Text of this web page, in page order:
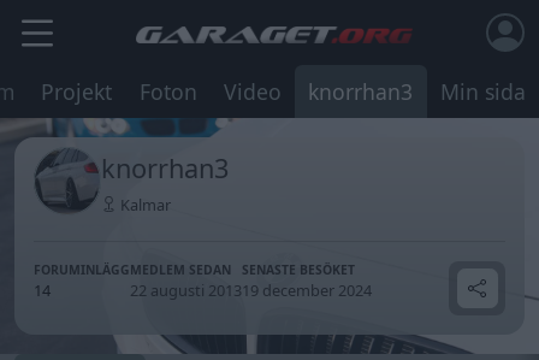
Projekt Foton Video knorrhan3 Min sida
knorrhan3
Kalmar
FORUMINLÄGG
14
MEDLEM SEDAN
22 augusti 2013
SENASTE BESÖKET
19 december 2024